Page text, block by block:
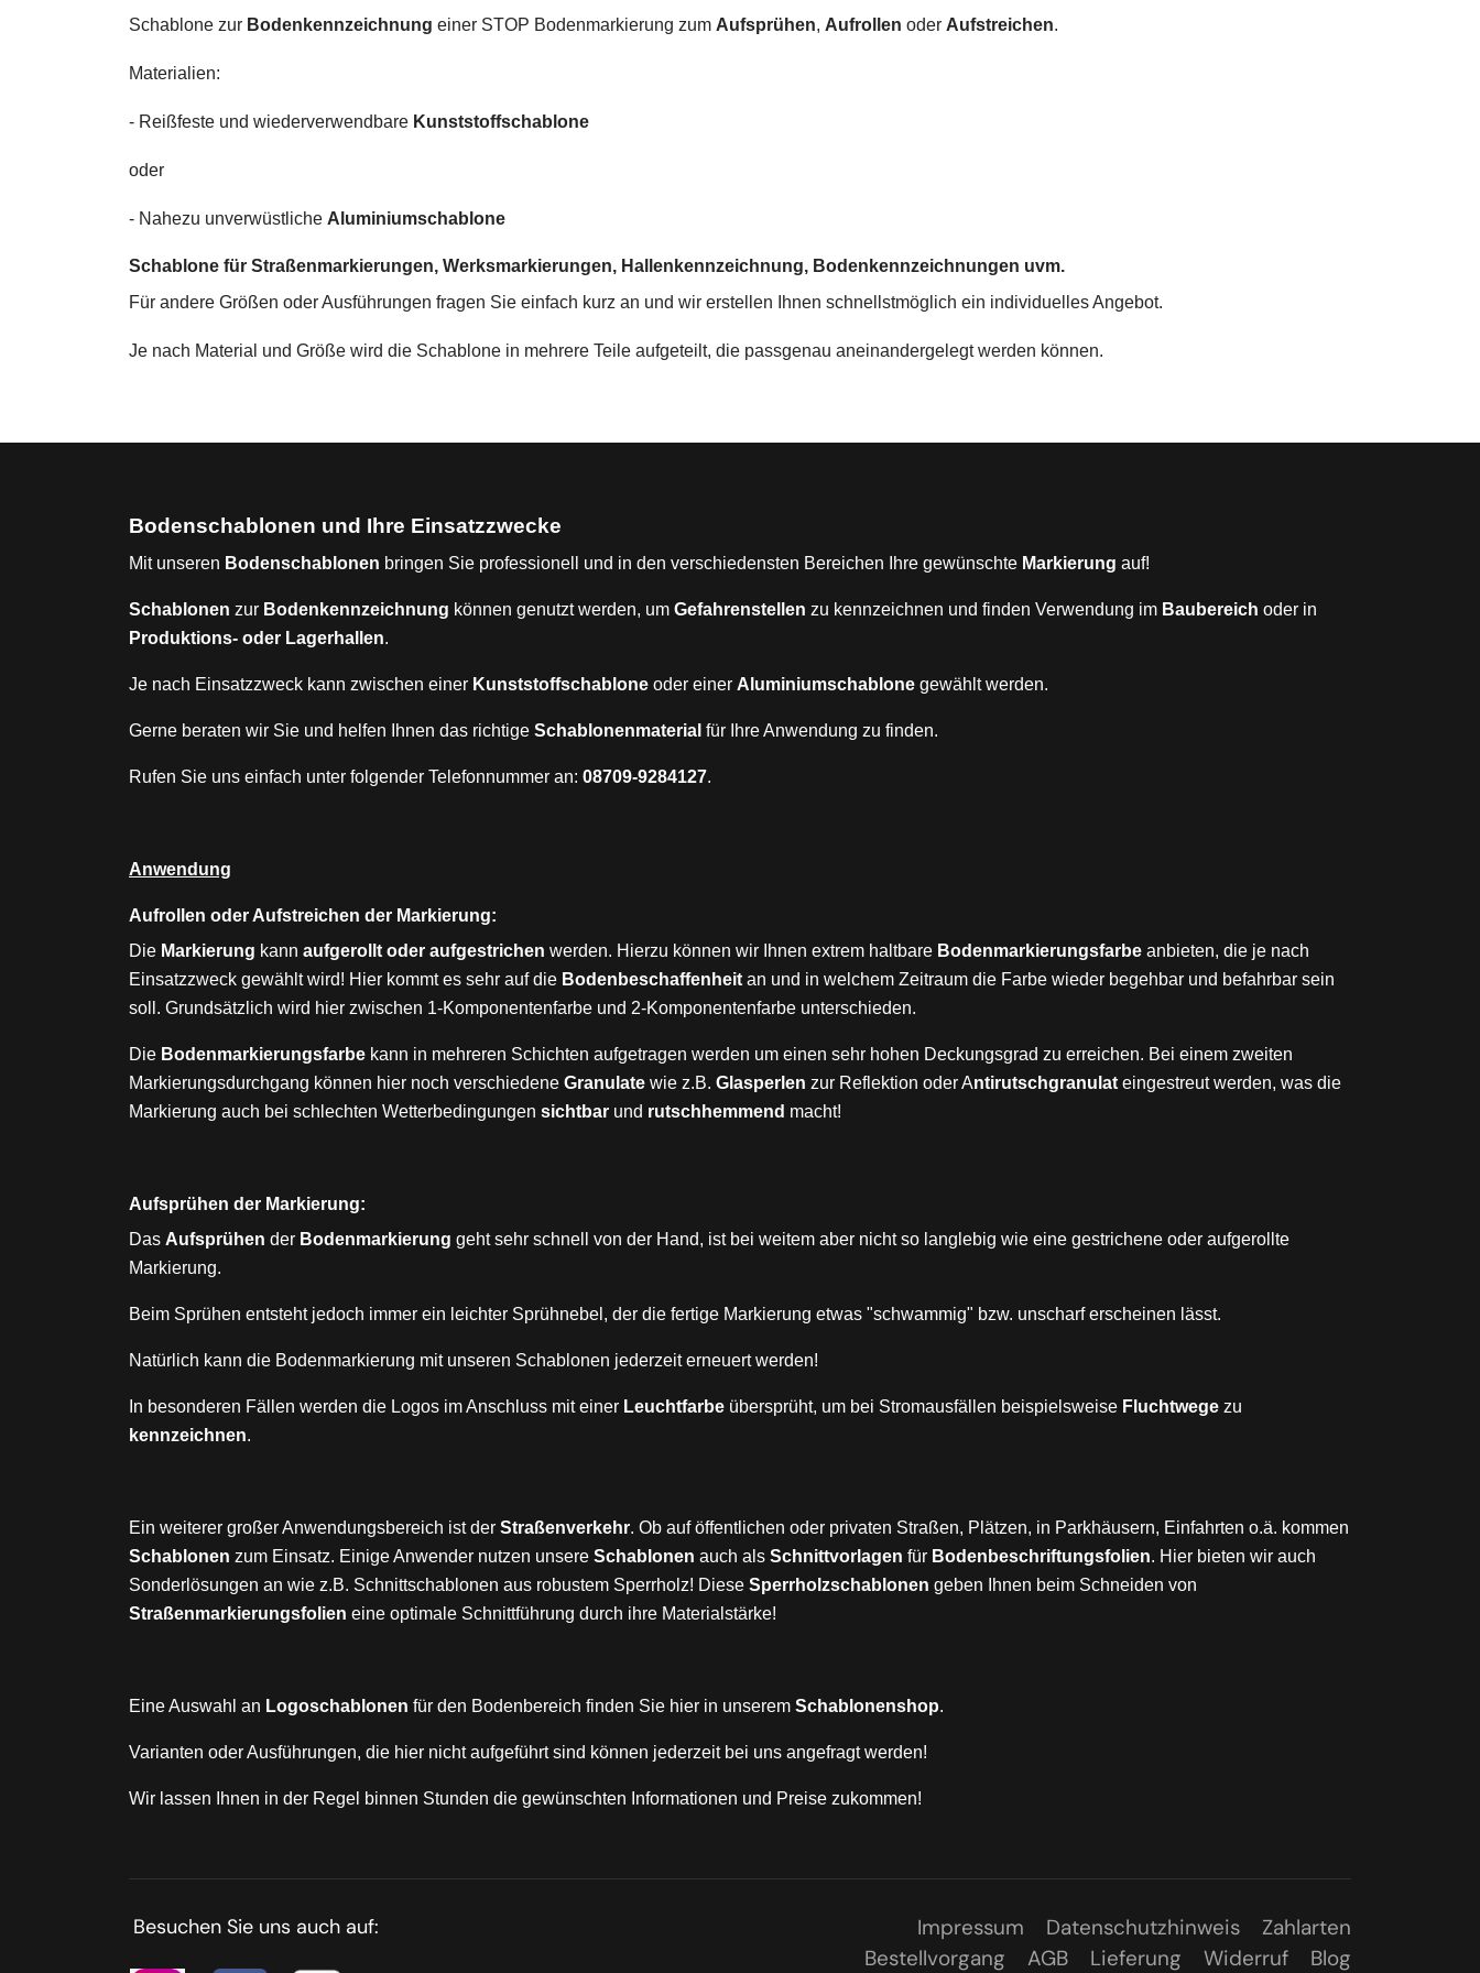
Schablone zur Bodenkennzeichnung einer STOP Bodenmarkierung zum Aufsprühen, Aufrollen oder Aufstreichen.
Materialien:
- Reißfeste und wiederverwendbare Kunststoffschablone
oder
- Nahezu unverwüstliche Aluminiumschablone
Schablone für Straßenmarkierungen, Werksmarkierungen, Hallenkennzeichnung, Bodenkennzeichnungen uvm.
Für andere Größen oder Ausführungen fragen Sie einfach kurz an und wir erstellen Ihnen schnellstmöglich ein individuelles Angebot.
Je nach Material und Größe wird die Schablone in mehrere Teile aufgeteilt, die passgenau aneinandergelegt werden können.
Bodenschablonen und Ihre Einsatzzwecke
Mit unseren Bodenschablonen bringen Sie professionell und in den verschiedensten Bereichen Ihre gewünschte Markierung auf!
Schablonen zur Bodenkennzeichnung können genutzt werden, um Gefahrenstellen zu kennzeichnen und finden Verwendung im Baubereich oder in
Produktions- oder Lagerhallen.
Je nach Einsatzzweck kann zwischen einer Kunststoffschablone oder einer Aluminiumschablone gewählt werden.
Gerne beraten wir Sie und helfen Ihnen das richtige Schablonenmaterial für Ihre Anwendung zu finden.
Rufen Sie uns einfach unter folgender Telefonnummer an: 08709-9284127.
Anwendung
Aufrollen oder Aufstreichen der Markierung:
Die Markierung kann aufgerollt oder aufgestrichen werden. Hierzu können wir Ihnen extrem haltbare Bodenmarkierungsfarbe anbieten, die je nach
Einsatzzweck gewählt wird! Hier kommt es sehr auf die Bodenbeschaffenheit an und in welchem Zeitraum die Farbe wieder begehbar und befahrbar sein
soll. Grundsätzlich wird hier zwischen 1-Komponentenfarbe und 2-Komponentenfarbe unterschieden.
Die Bodenmarkierungsfarbe kann in mehreren Schichten aufgetragen werden um einen sehr hohen Deckungsgrad zu erreichen. Bei einem zweiten
Markierungsdurchgang können hier noch verschiedene Granulate wie z.B. Glasperlen zur Reflektion oder Antirutschgranulat eingestreut werden, was die
Markierung auch bei schlechten Wetterbedingungen sichtbar und rutschhemmend macht!
Aufsprühen der Markierung:
Das Aufsprühen der Bodenmarkierung geht sehr schnell von der Hand, ist bei weitem aber nicht so langlebig wie eine gestrichene oder aufgerollte
Markierung.
Beim Sprühen entsteht jedoch immer ein leichter Sprühnebel, der die fertige Markierung etwas "schwammig" bzw. unscharf erscheinen lässt.
Natürlich kann die Bodenmarkierung mit unseren Schablonen jederzeit erneuert werden!
In besonderen Fällen werden die Logos im Anschluss mit einer Leuchtfarbe übersprüht, um bei Stromausfällen beispielsweise Fluchtwege zu
kennzeichnen.
Ein weiterer großer Anwendungsbereich ist der Straßenverkehr. Ob auf öffentlichen oder privaten Straßen, Plätzen, in Parkhäusern, Einfahrten o.ä. kommen
Schablonen zum Einsatz. Einige Anwender nutzen unsere Schablonen auch als Schnittvorlagen für Bodenbeschriftungsfolien. Hier bieten wir auch
Sonderlösungen an wie z.B. Schnittschablonen aus robustem Sperrholz! Diese Sperrholzschablonen geben Ihnen beim Schneiden von
Straßenmarkierungsfolien eine optimale Schnittführung durch ihre Materialstärke!
Eine Auswahl an Logoschablonen für den Bodenbereich finden Sie hier in unserem Schablonenshop.
Varianten oder Ausführungen, die hier nicht aufgeführt sind können jederzeit bei uns angefragt werden!
Wir lassen Ihnen in der Regel binnen Stunden die gewünschten Informationen und Preise zukommen!
Besuchen Sie uns auch auf: Impressum Datenschutzhinweis
Zahlarten
Bestellvorgang
AGB Lieferung Widerruf Blog